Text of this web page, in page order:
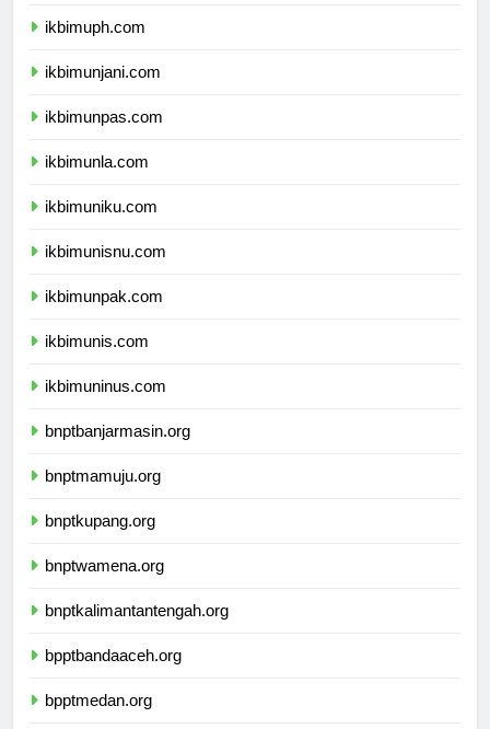
ikbimuph.com
ikbimunjani.com
ikbimunpas.com
ikbimunla.com
ikbimuniku.com
ikbimunisnu.com
ikbimunpak.com
ikbimunis.com
ikbimuninus.com
bnptbanjarmasin.org
bnptmamuju.org
bnptkupang.org
bnptwamena.org
bnptkalimantantengah.org
bpptbandaaceh.org
bpptmedan.org